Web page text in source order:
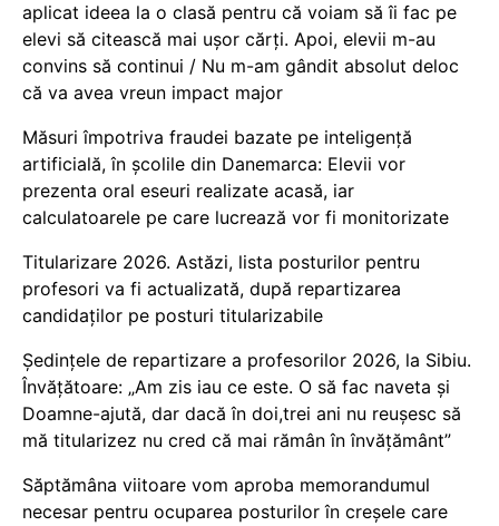
aplicat ideea la o clasă pentru că voiam să îi fac pe
elevi să citească mai ușor cărți. Apoi, elevii m-au
convins să continui / Nu m-am gândit absolut deloc
că va avea vreun impact major
Măsuri împotriva fraudei bazate pe inteligență
artificială, în școlile din Danemarca: Elevii vor
prezenta oral eseuri realizate acasă, iar
calculatoarele pe care lucrează vor fi monitorizate
Titularizare 2026. Astăzi, lista posturilor pentru
profesori va fi actualizată, după repartizarea
candidaților pe posturi titularizabile
Ședințele de repartizare a profesorilor 2026, la Sibiu.
Învățătoare: „Am zis iau ce este. O să fac naveta și
Doamne-ajută, dar dacă în doi,trei ani nu reușesc să
mă titularizez nu cred că mai rămân în învățământ”
Săptămâna viitoare vom aproba memorandumul
necesar pentru ocuparea posturilor în creșele care